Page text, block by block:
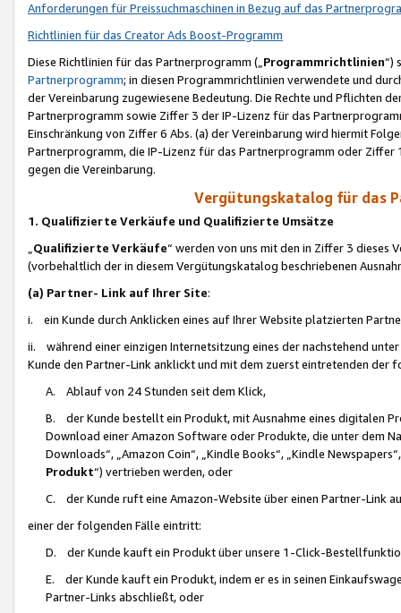
Anforderungen für Preissuchmaschinen in Bezug auf das
Richtlinien für das Creator Ads Boost-Programm
Diese Richtlinien für das Partnerprogramm („Programmrichtlinien“)
Partnerprogramm; in diesen Programmrichtlinien verwendete und
der Vereinbarung zugewiesene Bedeutung. Die Rechte und Pflichten
Partnerprogramm sowie Ziffer 3 der IP-Lizenz für das
Einschränkung von Ziffer 6 Abs. (a) der Vereinbarung wird hiermit
Partnerprogramm, die IP-Lizenz für das Partnerprogramm oder
gegen die Vereinbarung.
Vergütungskatalog für das
1. Qualifizierte Verkäufe und Qualifizierte Umsätze
Qualifizierte Verkäufe“ werden von uns mit den in Ziffer 3
(vorbehaltlich der in diesem Vergütungskatalog beschriebenen
(a) Partner- Link auf Ihrer Site:
i. ein Kunde durch Anklicken eines auf Ihrer Website platzierten
ii. während einer einzigen Internetsitzung eines der nachstehend
Kunde den Partner-Link anklickt und mit dem zuerst eintretenden der
A. Ablauf von 24 Stunden seit dem Klick,
B. der Kunde bestellt ein Produkt, mit Ausnahme eines digitalen
Download einer Amazon Software oder Produkte, die unter dem
Downloads“, „Amazon Coin“, „Kindle Books“, „Kindle
Produkt“) vertrieben werden, oder
C. der Kunde ruft eine Amazon-Website über einen Partner-Link
einer der folgenden Fälle eintritt:
D. der Kunde kauft ein Produkt über unsere 1-Click-
E. der Kunde kauft ein Produkt, indem er es in seinen
Partner-Links abschließt, oder